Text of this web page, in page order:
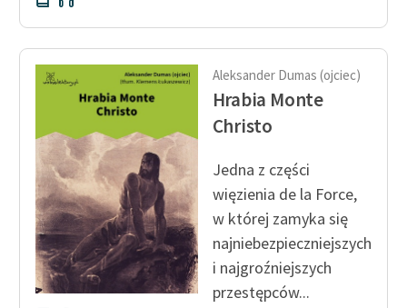
Szkoła Poezji Wolnych
Lektur
O nas
O projekcie
Zespół
Zasady wykorzystania
Wolnych Lektur
Aleksander Dumas (ojciec)
Hrabia Monte
Christo
Jedna z części
więzienia de la Force,
w której zamyka się
najniebezpieczniejszych
i najgroźniejszych
przestępców...